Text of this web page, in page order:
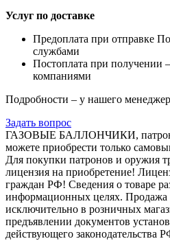
Услуг по доставке
Предоплата при отправке
службами
Постоплата при получении
компаниями
Подробности – у нашего
Задать вопрос
ГАЗОВЫЕ БАЛЛОНЧИКИ,
можете приобрести только
Для покупки патронов и оружия
лицензия на приобретение!
граждан РФ! Сведения о товаре
информационных целях. Продажа
исключительно в розничных
предъявлении документов
действующего законодательства